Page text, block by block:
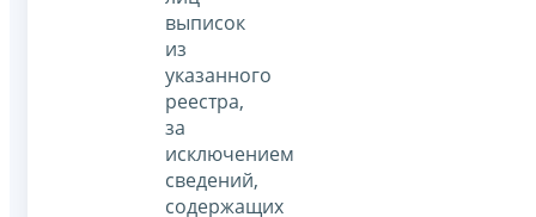
выписок
из
указанного
реестра,
за
исключением
сведений,
содержащих